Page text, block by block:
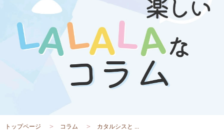
トップページ コラム カタルシスと ...